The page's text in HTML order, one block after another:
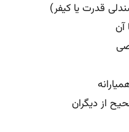
قدرت یا کيفر)
آن
از دیگران